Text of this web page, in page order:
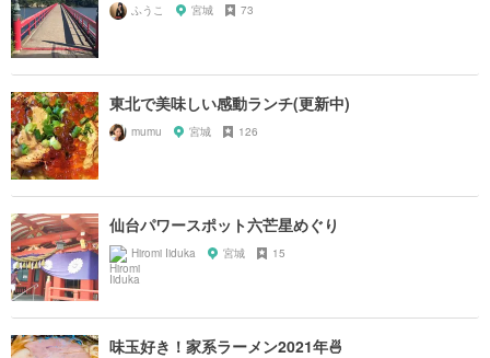
ふうこ 宮城 73
東北で美味しい感動ランチ(更新中)
mumu 宮城 126
仙台パワースポット六芒星めぐり
Hiromi Iiduka 宮城 15
味玉好き！家系ラーメン2021年🍜